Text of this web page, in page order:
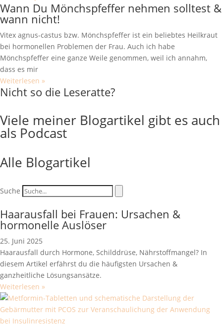
Wann Du Mönchspfeffer nehmen solltest &
wann nicht!
Vitex agnus-castus bzw. Mönchspfeffer ist ein beliebtes Heilkraut
bei hormonellen Problemen der Frau. Auch ich habe
Mönchspfeffer eine ganze Weile genommen, weil ich annahm,
dass es mir
Weiterlesen »
Nicht so die Leseratte?
Viele meiner Blogartikel gibt es auch
als Podcast
Alle Blogartikel
Suche
Haarausfall bei Frauen: Ursachen &
hormonelle Auslöser
25. Juni 2025
Haarausfall durch Hormone, Schilddrüse, Nährstoffmangel? In
diesem Artikel erfährst du die häufigsten Ursachen &
ganzheitliche Lösungsansätze.
Weiterlesen »